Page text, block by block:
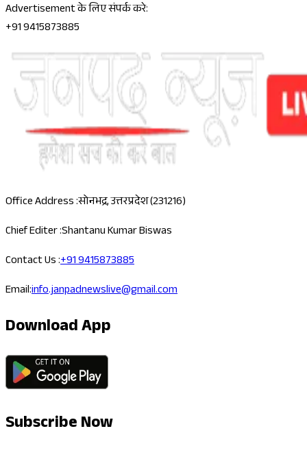
Advertisement के लिए संपर्क करे:
+91 9415873885
Office Address :सोनभद्र, उत्तरप्रदेश (231216)
Chief Editer :Shantanu Kumar Biswas
Contact Us :+91 9415873885
Email:info.janpadnewslive@gmail.com
Download App
Subscribe Now